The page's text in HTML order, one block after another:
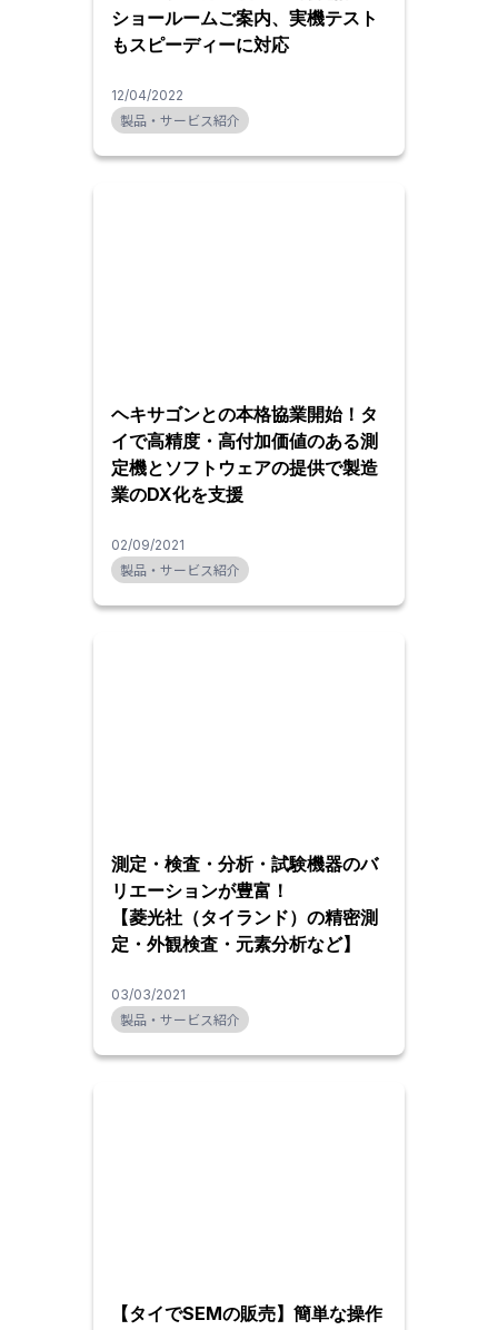
ショールームご案内、実機テスト
もスピーディーに対応
12/04/2022
製品・サービス紹介
ヘキサゴンとの本格協業開始！タ
イで高精度・高付加価値のある測
定機とソフトウェアの提供で製造
業のDX化を支援
02/09/2021
製品・サービス紹介
測定・検査・分析・試験機器のバ
リエーションが豊富！
【菱光社（タイランド）の精密測
定・外観検査・元素分析など】
03/03/2021
製品・サービス紹介
【タイでSEMの販売】簡単な操作